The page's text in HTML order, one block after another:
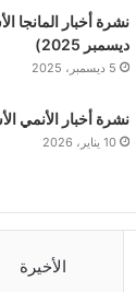
ديسمبر 2025)
5 ديسمبر، 2025
نشرة أخبار الأنمي الأسبوعية (2
10 يناير، 2026
الأخيرة